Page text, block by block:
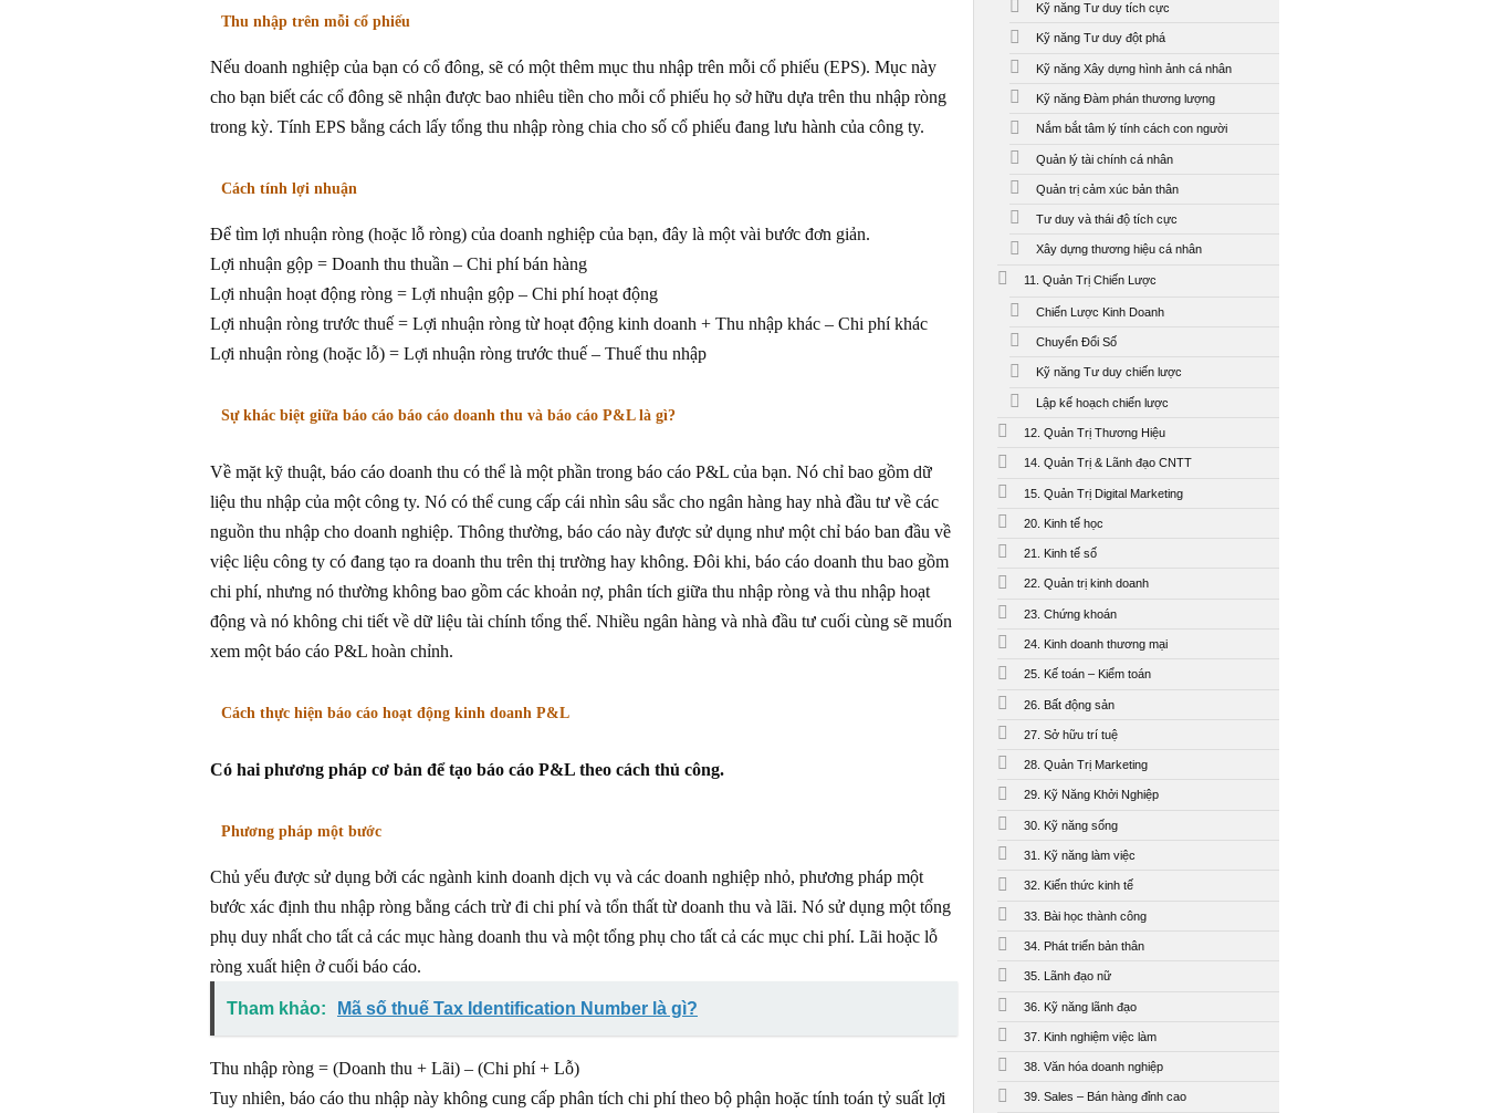
Thu nhập trên mỗi cổ phiếu
Nếu doanh nghiệp của bạn có cổ đông, sẽ có một thêm mục thu nhập trên mỗi cổ phiếu (EPS). Mục này
cho bạn biết các cổ đông sẽ nhận được bao nhiêu tiền cho mỗi cổ phiếu họ sở hữu dựa trên thu nhập ròng
trong kỳ. Tính EPS bằng cách lấy tổng thu nhập ròng chia cho số cổ phiếu đang lưu hành của công ty.
Cách tính lợi nhuận
Để tìm lợi nhuận ròng (hoặc lỗ ròng) của doanh nghiệp của bạn, đây là một vài bước đơn giản.
Lợi nhuận gộp = Doanh thu thuần – Chi phí bán hàng
Lợi nhuận hoạt động ròng = Lợi nhuận gộp – Chi phí hoạt động
Lợi nhuận ròng trước thuế = Lợi nhuận ròng từ hoạt động kinh doanh + Thu nhập khác – Chi phí khác
Lợi nhuận ròng (hoặc lỗ) = Lợi nhuận ròng trước thuế – Thuế thu nhập
Sự khác biệt giữa báo cáo báo cáo doanh thu và báo cáo P&L là gì?
Về mặt kỹ thuật, báo cáo doanh thu có thể là một phần trong báo cáo P&L của bạn. Nó chỉ bao gồm dữ
liệu thu nhập của một công ty. Nó có thể cung cấp cái nhìn sâu sắc cho ngân hàng hay nhà đầu tư về các
nguồn thu nhập cho doanh nghiệp. Thông thường, báo cáo này được sử dụng như một chỉ báo ban đầu về
việc liệu công ty có đang tạo ra doanh thu trên thị trường hay không. Đôi khi, báo cáo doanh thu bao gồm
chi phí, nhưng nó thường không bao gồm các khoản nợ, phân tích giữa thu nhập ròng và thu nhập hoạt
động và nó không chi tiết về dữ liệu tài chính tổng thể. Nhiều ngân hàng và nhà đầu tư cuối cùng sẽ muốn
xem một báo cáo P&L hoàn chỉnh.
Cách thực hiện báo cáo hoạt động kinh doanh P&L
Có hai phương pháp cơ bản để tạo báo cáo P&L theo cách thủ công.
Phương pháp một bước
Chủ yếu được sử dụng bởi các ngành kinh doanh dịch vụ và các doanh nghiệp nhỏ, phương pháp một
bước xác định thu nhập ròng bằng cách trừ đi chi phí và tổn thất từ ​​doanh thu và lãi. Nó sử dụng một tổng
phụ duy nhất cho tất cả các mục hàng doanh thu và một tổng phụ cho tất cả các mục chi phí. Lãi hoặc lỗ
ròng xuất hiện ở cuối báo cáo.
Tham khảo: Mã số thuế Tax Identification Number là gì?
Thu nhập ròng = (Doanh thu + Lãi) – (Chi phí + Lỗ)
Tuy nhiên, báo cáo thu nhập này không cung cấp phân tích chi phí theo bộ phận hoặc tính toán tỷ suất lợi
Kỹ năng Tư duy tích cực
Kỹ năng Tư duy đột phá
Kỹ năng Xây dựng hình ảnh cá nhân
Kỹ năng Đàm phán thương lượng
Nắm bắt tâm lý tính cách con người
Quản lý tài chính cá nhân
Quản trị cảm xúc bản thân
Tư duy và thái độ tích cực
Xây dựng thương hiệu cá nhân
11. Quản Trị Chiến Lược
Chiến Lược Kinh Doanh
Chuyển Đổi Số
Kỹ năng Tư duy chiến lược
Lập kế hoạch chiến lược
12. Quản Trị Thương Hiệu
14. Quản Trị & Lãnh đạo CNTT
15. Quản Trị Digital Marketing
20. Kinh tế học
21. Kinh tế số
22. Quản trị kinh doanh
23. Chứng khoán
24. Kinh doanh thương mại
25. Kế toán – Kiểm toán
26. Bất động sản
27. Sở hữu trí tuệ
28. Quản Trị Marketing
29. Kỹ Năng Khởi Nghiệp
30. Kỹ năng sống
31. Kỹ năng làm việc
32. Kiến thức kinh tế
33. Bài học thành công
34. Phát triển bản thân
35. Lãnh đạo nữ
36. Kỹ năng lãnh đạo
37. Kinh nghiệm việc làm
38. Văn hóa doanh nghiệp
39. Sales – Bán hàng đỉnh cao